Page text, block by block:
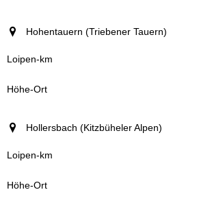
Hohentauern (Triebener Tauern)
Hollersbach (Kitzbüheler Alpen)